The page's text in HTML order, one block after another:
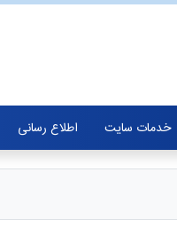
خدمات سایت اطلاع رسانی